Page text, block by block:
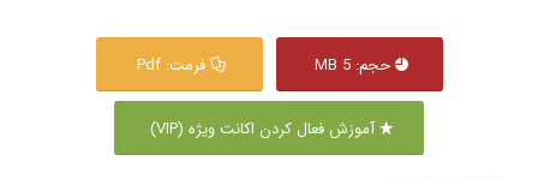
حجم: 5 MB فرمت: Pdf
آموزش فعال کردن اکانت ویژه (VIP)